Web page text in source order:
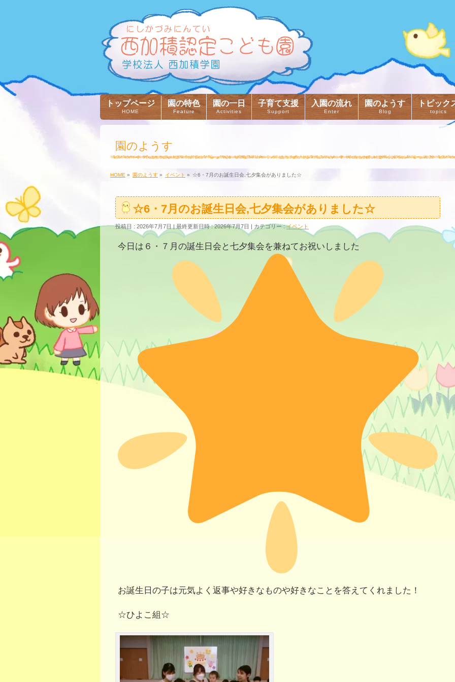
トップページ
HOME
園の特色
Feature
園の一日
Activities
子育て支援
Support
入園の流れ
Enter
園のようす
Blog
トピック
topics
園のようす
HOME » 園のようす » イベント » ☆6・7月のお誕生日会,七夕集会がありました☆
☆6・7月のお誕生日会,七夕集会がありました☆
投稿日 : 2026年7月7日 最終更新日時 : 2026年7月7日 カテゴリー :イベント
今日は６・７月の誕生日会と七夕集会を兼ねてお祝いしました
お誕生日の子は元気よく返事や好きなものや好きなことを答えてくれました！
☆ひよこ組☆